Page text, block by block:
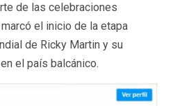
de las celebraciones
el inicio de la etapa
de Ricky Martin y su
el país balcánico.